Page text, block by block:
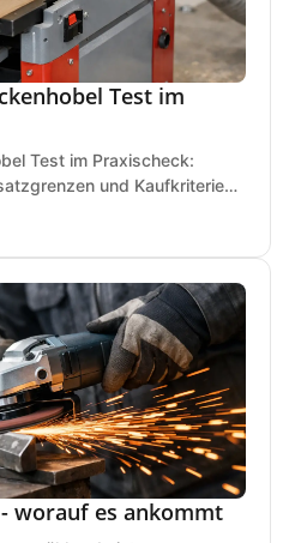
Test im
Test im Praxischeck:
und Kaufkriterien
worauf es ankommt